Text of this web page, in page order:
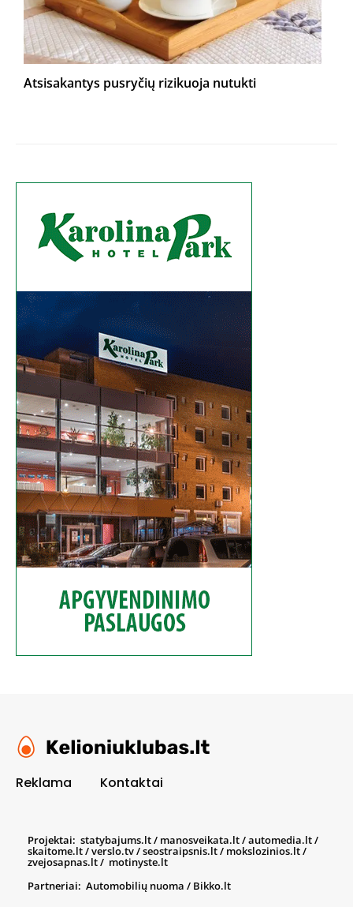
Atsisakantys pusryčių rizikuoja nutukti
Reklama Kontaktai
Projektai: statybajums.lt/ manosveikata.lt/automedia.lt/
skaitome.lt/verslo.tv/seostraipsnis.lt/ mokslozinios.lt/
zvejosapnas.lt/ motinyste.lt
Partneriai: Automobilių nuoma / Bikko.lt